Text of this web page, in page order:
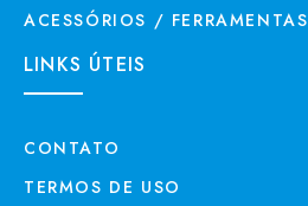
ACESSÓRIOS / FERRAMENTAS
LINKS ÚTEIS
CONTATO
TERMOS DE USO